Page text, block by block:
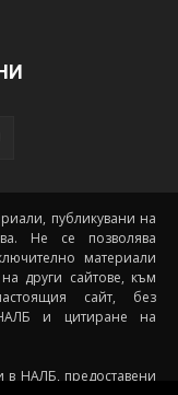
публикувани на
Не се позволява
материали
други сайтове, към
сайт, без
и цитиране на
в НАЛБ, предоставени